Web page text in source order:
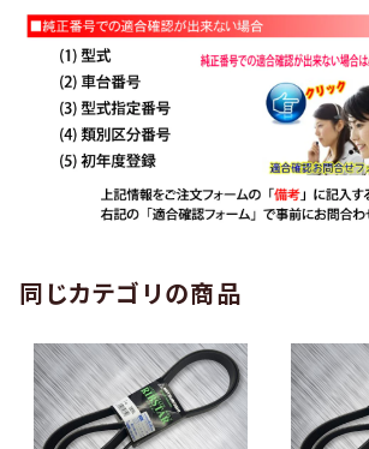
同じカテゴリの商品